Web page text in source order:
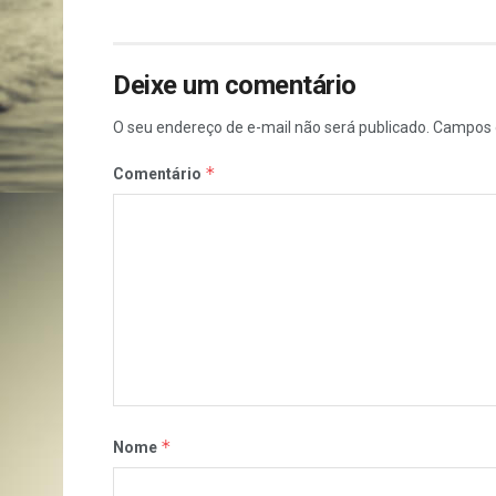
Deixe um comentário
O seu endereço de e-mail não será publicado.
Comentário *
Nome *